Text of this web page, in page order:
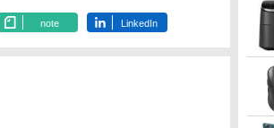
note LinkedIn